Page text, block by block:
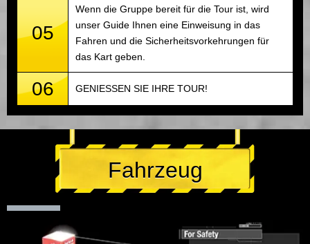
05
Wenn die Gruppe bereit für die Tour ist, wird
unser Guide Ihnen eine Einweisung in das
Fahren und die Sicherheitsvorkehrungen für
das Kart geben.
06 GENIESSEN SIE IHRE TOUR!
Fahrzeug